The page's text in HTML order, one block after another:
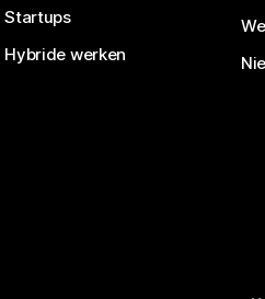
Startups
Hybride werken